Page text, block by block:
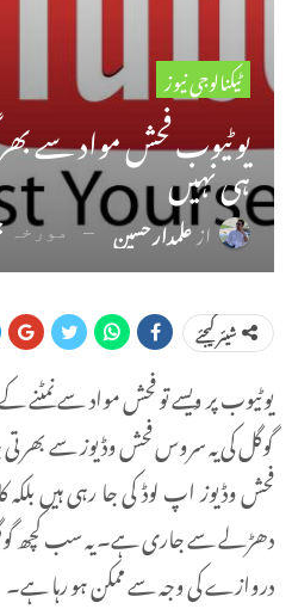
ٹیکنالوجی نیوز
یوٹیوب فحش مواد سے بھر
ہی نہیں
ازعلمدار حسین مورخہ
شیئر کیجئے
یوٹیوب پر ویسے تو فحش مواد سے نمٹنے
گوگل کی یہ سروس فحش وڈیوز سے
فحش وڈیوز اپ لوڈ کی جا رہی ہیں
دھڑلے سے جاری ہے۔ یہ سب کچھ
دروازے کی وجہ سے ممکن ہو رہا ہے۔